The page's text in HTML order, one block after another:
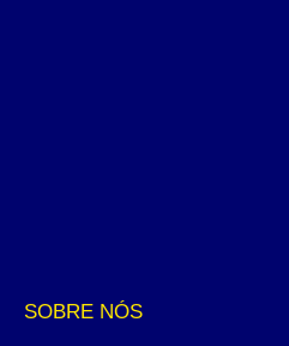
SOBRE NÓS